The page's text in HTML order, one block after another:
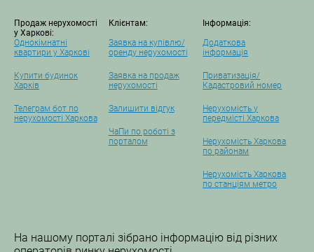
Продаж нерухомості
у Харкові:
Однокімнатні
квартири у Харкові
Купити будинок
Харків
Телеграм бот по
нерухомості Харкова
Клієнтам:
Заявка на купівлю/
оренду нерухомості
Заявка на продаж
нерухомості
Залишити відгук
ЧаПи по роботі з
порталом
Інформація:
Додаткова
інформація
Приватизація/
Кадастровий номер
Нерухомість у
передмісті Харкова
Нерухомість Харкова
по районам
Нерухомість Харкова
по станціям метро
На нашому порталі зібрано інформацію від різних